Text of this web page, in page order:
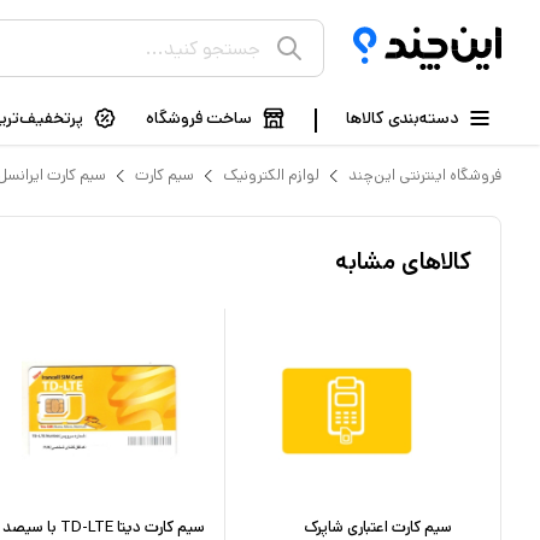
دسته‌بندی کالاها ساخت فروشگاه
فروشگاه اینترنتی این‌چند لوازم الکترونیک سیم کارت سیم کارت
کالاهای مشابه
سیم کارت اعتباری شاپرک
سیم کارت دیتا TD-LTE با سیصد